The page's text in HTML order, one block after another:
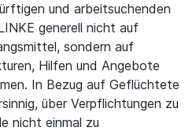
und arbeitsuchenden
generell nicht auf
sondern auf
Hilfen und Angebote
In Bezug auf Geflüchtete
über Verpflichtungen zu
nicht einmal zu